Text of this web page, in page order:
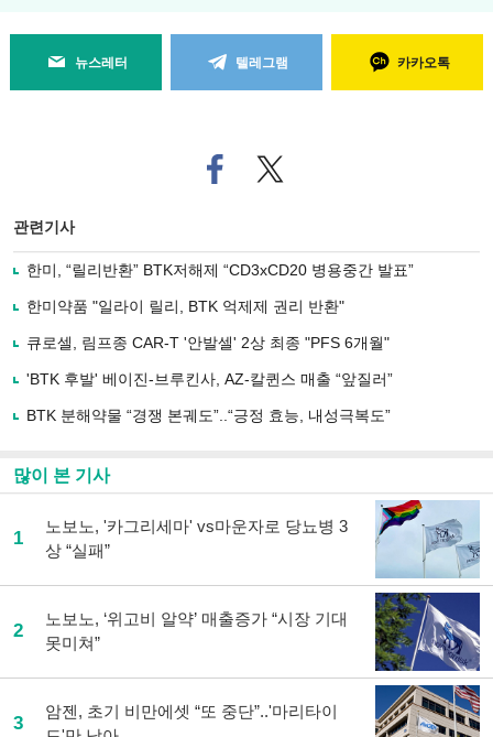
뉴스레터 텔레그램 카카오톡
페
이
로
기
사
유
기
트위
터로
관련기사
한미, “릴리반환” BTK저해제 “CD3xCD20 병용중간 발표”
한미약품 "일라이 릴리, BTK 억제제 권리 반환"
큐로셀, 림프종 CAR-T '안발셀' 2상 최종 "PFS 6개월"
'BTK 후발' 베이진-브루킨사, AZ-칼퀸스 매출 “앞질러”
BTK 분해약물 “경쟁 본궤도”..“긍정 효능, 내성극복도”
많이 본 기사
1
노보노, '카그리세마' vs마운자로 당뇨병 3
상 “실패”
2
노보노, ‘위고비 알약’ 매출증가 “시장 기대
못미쳐”
3
암젠, 초기 비만에셋 “또 중단”..'마리타이